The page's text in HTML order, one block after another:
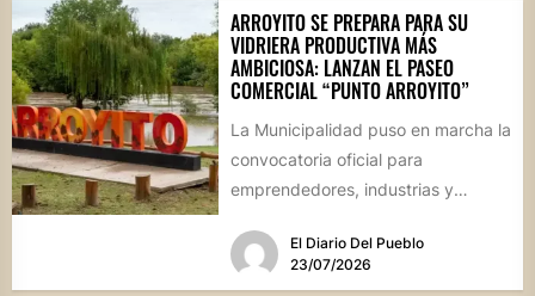
ARROYITO SE PREPARA PARA SU
VIDRIERA PRODUCTIVA MÁS
AMBICIOSA: LANZAN EL PASEO
COMERCIAL “PUNTO ARROYITO”
La Municipalidad puso en marcha la
convocatoria oficial para
emprendedores, industrias y
de este gran encuentro...
El Diario Del Pueblo
23/07/2026